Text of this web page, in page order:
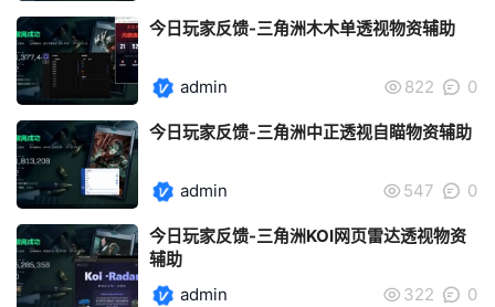
今日玩家反馈-三角洲木木单透视物资辅助
admin 822 0
今日玩家反馈-三角洲中正透视自瞄物资辅助
admin 547 0
今日玩家反馈-三角洲KOI网页雷达透视物资
辅助
admin
322 0